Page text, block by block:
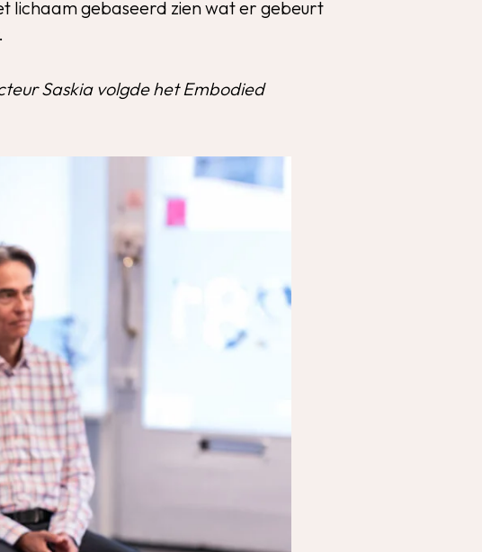
lichaam gebaseerd zien wat er gebeurt
Saskia volgde het Embodied